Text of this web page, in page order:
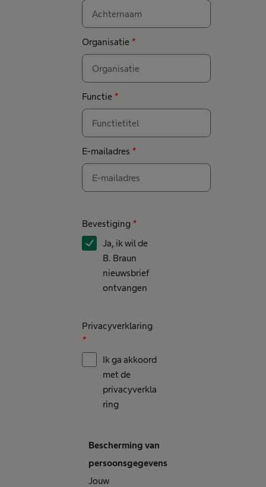
Organisatie *
Functie *
E-mailadres *
Bevestiging *
Ja, ik wil de
B. Braun
nieuwsbrief
ontvangen
Privacyverklaring
*
Ik ga akkoord
met de
privacyverkla
ring
Bescherming van
persoonsgegevens
Jouw